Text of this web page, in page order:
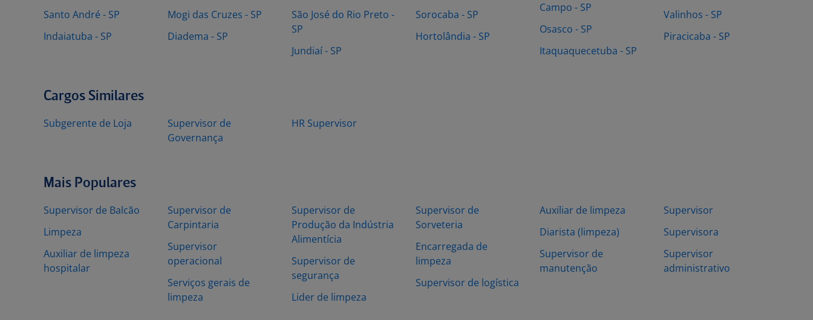
Santo André - SP
Indaiatuba - SP
Mogi das Cruzes - SP
Diadema - SP
São José do Rio Preto -
SP
Jundiaí - SP
Sorocaba - SP
Hortolândia - SP
Campo - SP
Osasco - SP
Itaquaquecetuba - SP
Valinhos - SP
Piracicaba - SP
Cargos Similares
Subgerente de Loja
Supervisor de
Governança
HR Supervisor
Mais Populares
Supervisor de Balcão
Limpeza
Auxiliar de limpeza
hospitalar
Supervisor de
Carpintaria
Supervisor
operacional
Serviços gerais de
limpeza
Supervisor de
Produção da Indústria
Alimentícia
Supervisor de
segurança
Lider de limpeza
Supervisor de
Sorveteria
Encarregada de
limpeza
Supervisor de logística
Auxiliar de limpeza
Diarista (limpeza)
Supervisor de
manutenção
Supervisor
Supervisora
Supervisor
administrativo